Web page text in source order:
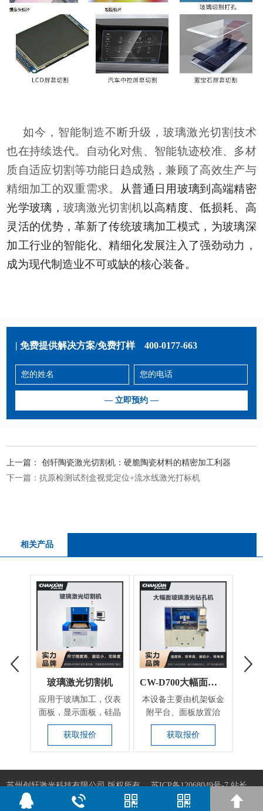
如今，智能制造不断升级，玻璃激光切割技术
也在持续迭代。自动化对焦、智能轨迹校准、多材
质自适应切割等功能日趋成熟，兼顾了高效生产与
精细加工的双重需求。
从普通日用玻璃到高端精密
光学玻璃，玻璃激光切割机以高精度、低损耗、高
灵活的优势，革新了传统玻璃加工模式，为玻璃深
加工行业的智能化、精细化发展注入了强劲动力，
成为现代制造业不可或缺的核心装备。
| 免费提供解决方案/免费打样400-0177-663
上一篇：创轩陶瓷激光切割机：硬脆陶瓷材料的精密加工利器
下一篇：抗原检测试剂盒视觉定位+流水线激光打标机
相关产品
玻璃激光切割机
应用于玻璃加工，仪表
面板，显示面板，硅晶
片加工，手表，耐磨
屏...
获取报价
CW-D700大幅面玻璃激光钻孔机
本设备主要由机架钣金
附平台、面板放置治
具、激光系统、人工卸
料...
获取报价
苏州创轩激光科技有限公司 版权所有 苏ICP备12068049号-7 站长
QQ:506793437